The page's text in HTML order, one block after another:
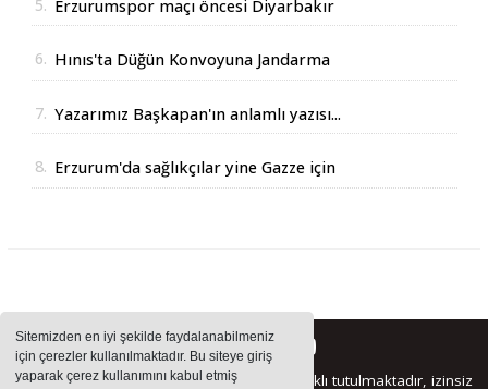
Sitemizden en iyi şekilde faydalanabilmeniz
için çerezler kullanılmaktadır. Bu siteye giriş
yaparak çerez kullanımını kabul etmiş
5. Erzurumspor maçı öncesi Diyarbakır
6. Hınıs'ta Düğün Konvoyuna Jandarma
7. Yazarımız Başkapan'ın anlamlı yazısı...
8. Erzurum'da sağlıkçılar yine Gazze için
Sitemizde bulunan içeriklerin tüm hakları saklı tutulmaktadır, izinsiz